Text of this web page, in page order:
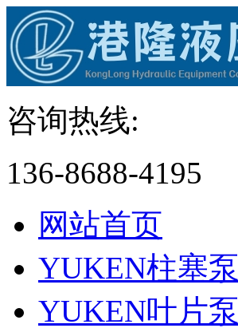
咨询热线:
136-8688-4195
网站首页
YUKEN柱塞泵
YUKEN叶片泵